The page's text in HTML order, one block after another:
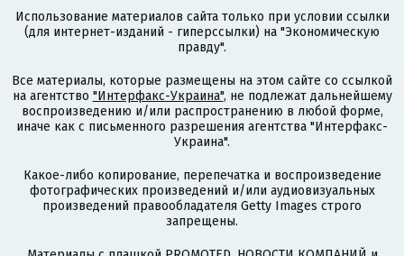
Использование материалов сайта только при условии ссылки
(для интернет-изданий - гиперссылки) на "Экономическую
правду".
Все материалы, которые размещены на этом сайте со ссылкой
на агентство "Интерфакс-Украина", не подлежат дальнейшему
воспроизведению и/или распространению в любой форме,
иначе как с письменного разрешения агентства "Интерфакс-
Украина".
Какое-либо копирование, перепечатка и воспроизведение
фотографических произведений и/или аудиовизуальных
произведений правообладателя Getty Images строго
запрещены.